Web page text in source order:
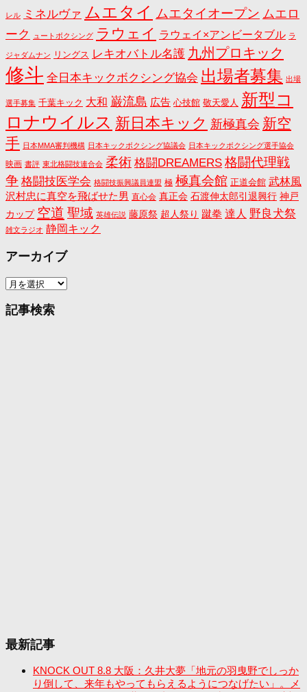
レル ミネルヴァ ムエタイ ムエタイオープン ムエロ
ーク
ュートボクシング ラウェイ ラウェイ×アンビータブル ラ
ジャダムナン リングス レキオバトル名護 九州プロキック
修斗 全日本キックボクシング協会 出場者募集 出場
選手募集 千葉キック 大和 巌流島 広告 心技館 敬天愛人 新型コ
ロナウイルス 新日本キック 新極真会 新空
手 日本MMA審判機構 日本キックボクシング協議会 日本キックボクシング選手協会
映画 書評 東北格闘技連合会 柔術 格闘DREAMERS 格闘代理戦
争 格闘技医学会 格闘技振興議員連盟 極 極真会館 正道会館 武林風
沢村忠に真空を飛ばせた男 直心会 真正会 石渡伸太郎引退興行 神戸
カップ 空道 聖域 英雄伝説 藤原祭 超人祭り 蹴拳 達人 野良犬祭
雑文ラジオ 静岡キック
アーカイブ
ア
カ
記事検索
最新記事
KNOCK OUT 8.8 大阪：久井大夢「地元の羽曳野でしっか
り倒して、来年もやってもらえるようにつなげたい」。メ